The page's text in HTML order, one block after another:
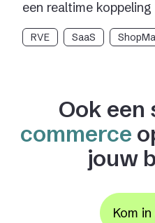
een realtime
RVE SaaS
Ook een
commerce
jouw
Kom